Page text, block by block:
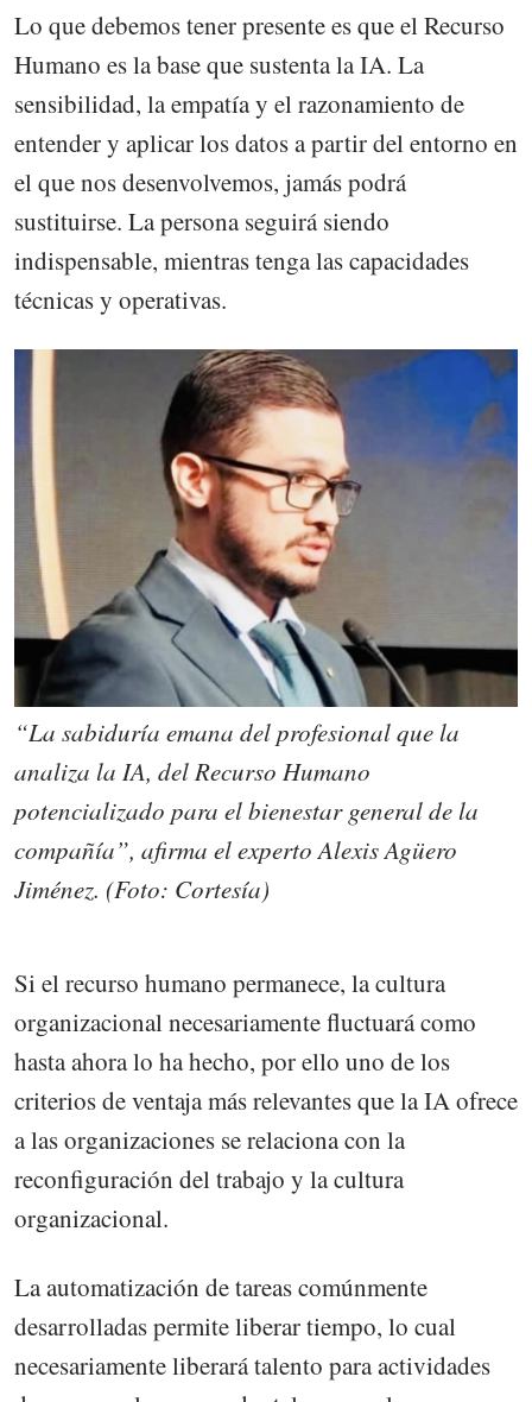
Lo que debemos tener presente es que el Recurso
Humano es la base que sustenta la IA. La
sensibilidad, la empatía y el razonamiento de
entender y aplicar los datos a partir del entorno en
el que nos desenvolvemos, jamás podrá
sustituirse. La persona seguirá siendo
indispensable, mientras tenga las capacidades
técnicas y operativas.
“La sabiduría emana del profesional que la
analiza la IA, del Recurso Humano
potencializado para el bienestar general de la
compañía”, afirma el experto Alexis Agüero
Jiménez. (Foto: Cortesía)
Si el recurso humano permanece, la cultura
organizacional necesariamente fluctuará como
hasta ahora lo ha hecho, por ello uno de los
criterios de ventaja más relevantes que la IA ofrece
a las organizaciones se relaciona con la
reconfiguración del trabajo y la cultura
organizacional.
La automatización de tareas comúnmente
desarrolladas permite liberar tiempo, lo cual
necesariamente liberará talento para actividades